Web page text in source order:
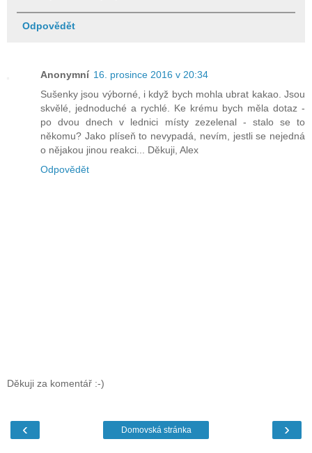
Odpovědět
Anonymní 16. prosince 2016 v 20:34
Sušenky jsou výborné, i když bych mohla ubrat kakao. Jsou
skvělé, jednoduché a rychlé. Ke krému bych měla dotaz -
po dvou dnech v lednici místy zezelenal - stalo se to
někomu? Jako plíseň to nevypadá, nevím, jestli se nejedná
o nějakou jinou reakci... Děkuji, Alex
Odpovědět
Děkuji za komentář :-)
‹ ›
Domovská stránka